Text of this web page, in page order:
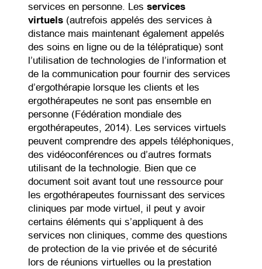
services en personne. Les services
virtuels (autrefois appelés des services à
distance mais maintenant également appelés
des soins en ligne ou de la télépratique) sont
l’utilisation de technologies de l’information et
de la communication pour fournir des services
d’ergothérapie lorsque les clients et les
ergothérapeutes ne sont pas ensemble en
personne (Fédération mondiale des
ergothérapeutes, 2014). Les services virtuels
peuvent comprendre des appels téléphoniques,
des vidéoconférences ou d’autres formats
utilisant de la technologie. Bien que ce
document soit avant tout une ressource pour
les ergothérapeutes fournissant des services
cliniques par mode virtuel, il peut y avoir
certains éléments qui s’appliquent à des
services non cliniques, comme des questions
de protection de la vie privée et de sécurité
lors de réunions virtuelles ou la prestation